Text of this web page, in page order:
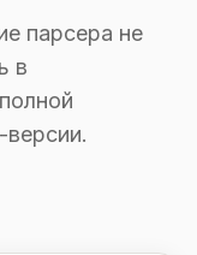
парсера не
в